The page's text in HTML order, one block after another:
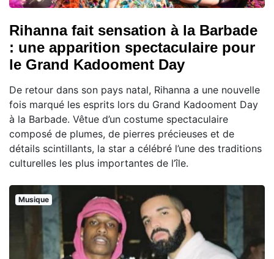
Rihanna fait sensation à la Barbade
: une apparition spectaculaire pour
le Grand Kadooment Day
De retour dans son pays natal, Rihanna a une nouvelle
fois marqué les esprits lors du Grand Kadooment Day
à la Barbade. Vêtue d’un costume spectaculaire
composé de plumes, de pierres précieuses et de
détails scintillants, la star a célébré l’une des traditions
culturelles les plus importantes de l’île.
Musique